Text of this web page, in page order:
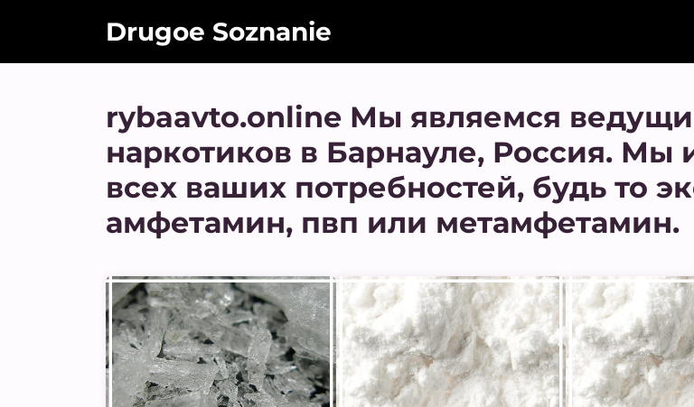
Drugoe Soznanie
rybaavto.online Мы являемся
наркотиков в Барнауле, Россия. Мы
всех ваших потребностей, будь то
амфетамин, пвп или метамфетамин.